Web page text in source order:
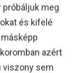
próbáljuk meg
és kifelé
azért
viszony sem